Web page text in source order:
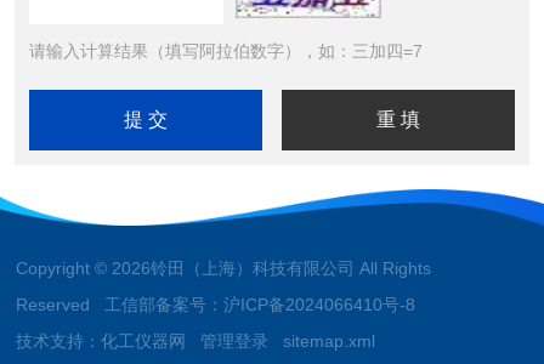
请输入计算结果（填写阿拉伯数字），如：三加四=7
Copyright © 2026铃田（上海）科技有限公司 All Rights
Reserved 工信部备案号：沪ICP备2024066410号-8
技术支持：化工仪器网 管理登录 sitemap.xml